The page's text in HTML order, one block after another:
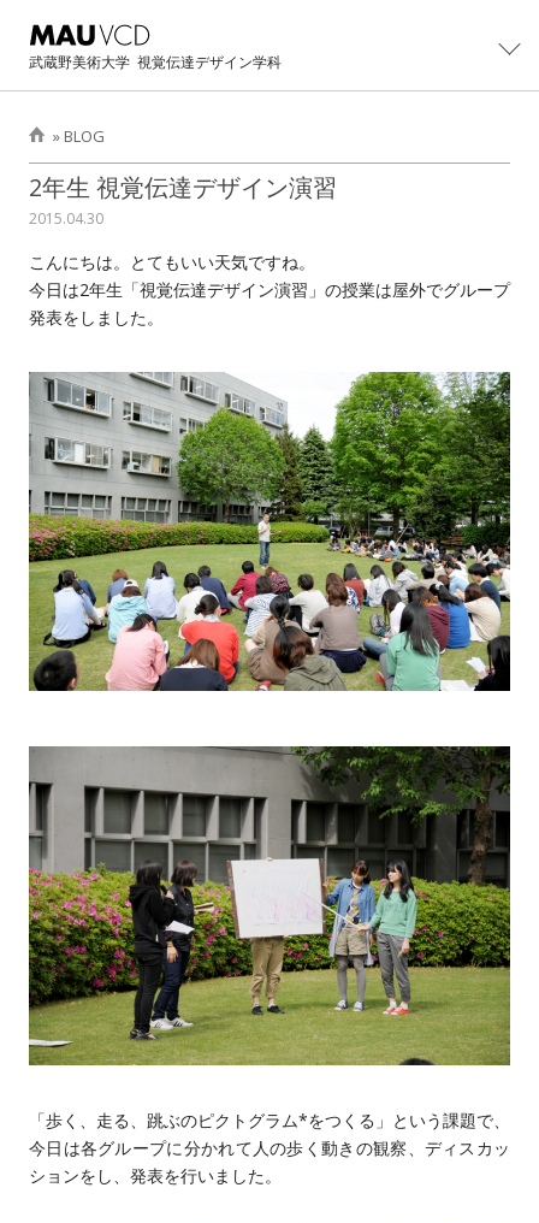
武蔵野美術大学 視覚伝達デザイン学科
学科紹介
学科概要
主任教授より
学科紹介パンフレット
卒業生インタビュー
カリキュラム
教員・スタッフ
設備・工房
卒業制作アーカイブ
大学院
カリキュラム
主任教授より
修士/博士論文・制作
卒業・修了制作展
CONTACT展
オープンキャンパス
イベントの記録
進路
主な就職先・進学先
入試情報
過去学部入試問題
過去3年次編入学試験問題
過去大学院入学試験問題
入試のご相談
BLOG
CONTACT
お問い合わせ
アクセス
このサイトについて
» BLOG
2年生 視覚伝達デザイン演習
2015.04.30
こんにちは。とてもいい天気ですね。
今日は2年生「視覚伝達デザイン演習」の授業は屋外でグループ
発表をしました。
「歩く、走る、跳ぶのピクトグラム*をつくる」という課題で、
今日は各グループに分かれて人の歩く動きの観察、ディスカッ
ションをし、発表を行いました。